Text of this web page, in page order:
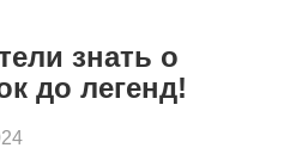
знать о
до легенд!